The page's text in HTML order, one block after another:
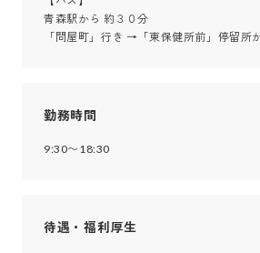
青森駅から 約３０分
「問屋町」行き →「東保健所前」停留所
勤務時間
9:30〜18:30
待遇・福利厚生